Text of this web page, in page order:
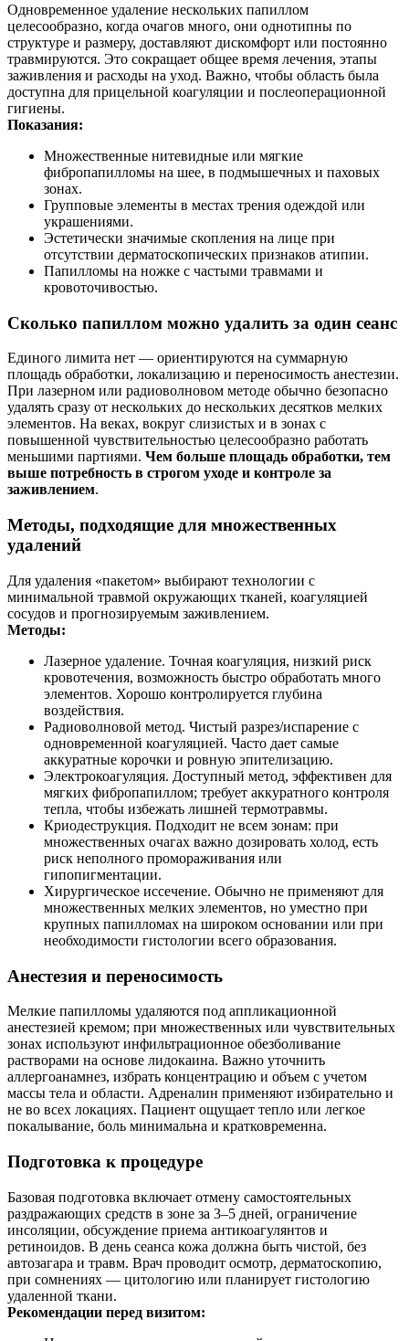
Одновременное удаление нескольких папиллом
целесообразно, когда очагов много, они однотипны по
структуре и размеру, доставляют дискомфорт или постоянно
травмируются. Это сокращает общее время лечения, этапы
заживления и расходы на уход. Важно, чтобы область была
доступна для прицельной коагуляции и послеоперационной
гигиены.
Показания:
Множественные нитевидные или мягкие
фибропапилломы на шее, в подмышечных и паховых
зонах.
Групповые элементы в местах трения одеждой или
украшениями.
Эстетически значимые скопления на лице при
отсутствии дерматоскопических признаков атипии.
Папилломы на ножке с частыми травмами и
кровоточивостью.
Сколько папиллом можно удалить за один сеанс
Единого лимита нет — ориентируются на суммарную
площадь обработки, локализацию и переносимость анестезии.
При лазерном или радиоволновом методе обычно безопасно
удалять сразу от нескольких до нескольких десятков мелких
элементов. На веках, вокруг слизистых и в зонах с
повышенной чувствительностью целесообразно работать
меньшими партиями. Чем больше площадь обработки, тем
выше потребность в строгом уходе и контроле за
заживлением.
Методы, подходящие для множественных
удалений
Для удаления «пакетом» выбирают технологии с
минимальной травмой окружающих тканей, коагуляцией
сосудов и прогнозируемым заживлением.
Методы:
Лазерное удаление. Точная коагуляция, низкий риск
кровотечения, возможность быстро обработать много
элементов. Хорошо контролируется глубина
воздействия.
Радиоволновой метод. Чистый разрез/испарение с
одновременной коагуляцией. Часто дает самые
аккуратные корочки и ровную эпителизацию.
Электрокоагуляция. Доступный метод, эффективен для
мягких фибропапиллом; требует аккуратного контроля
тепла, чтобы избежать лишней термотравмы.
Криодеструкция. Подходит не всем зонам: при
множественных очагах важно дозировать холод, есть
риск неполного промораживания или
гипопигментации.
Хирургическое иссечение. Обычно не применяют для
множественных мелких элементов, но уместно при
крупных папилломах на широком основании или при
необходимости гистологии всего образования.
Анестезия и переносимость
Мелкие папилломы удаляются под аппликационной
анестезией кремом; при множественных или чувствительных
зонах используют инфильтрационное обезболивание
растворами на основе лидокаина. Важно уточнить
аллергоанамнез, избрать концентрацию и объем с учетом
массы тела и области. Адреналин применяют избирательно и
не во всех локациях. Пациент ощущает тепло или легкое
покалывание, боль минимальна и кратковременна.
Подготовка к процедуре
Базовая подготовка включает отмену самостоятельных
раздражающих средств в зоне за 3–5 дней, ограничение
инсоляции, обсуждение приема антикоагулянтов и
ретиноидов. В день сеанса кожа должна быть чистой, без
автозагара и травм. Врач проводит осмотр, дерматоскопию,
при сомнениях — цитологию или планирует гистологию
удаленной ткани.
Рекомендации перед визитом: